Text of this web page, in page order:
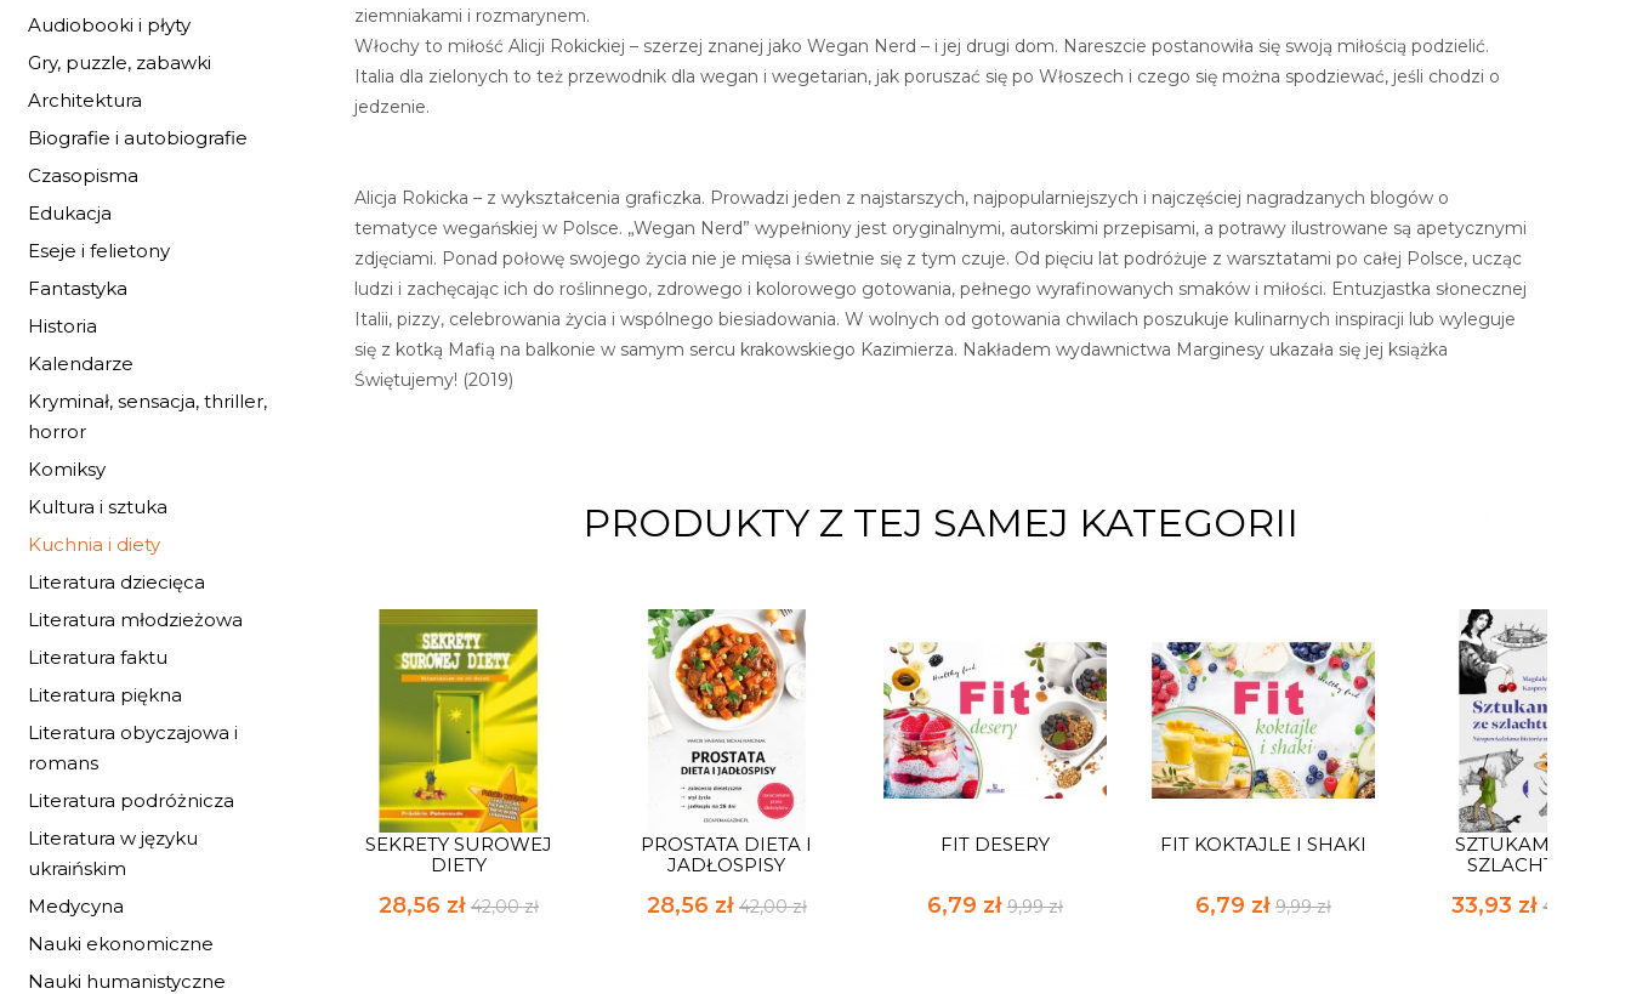
Audiobooki i płyty
Gry, puzzle, zabawki
Architektura
Biografie i autobiografie
Czasopisma
Edukacja
Eseje i felietony
Fantastyka
Historia
Kalendarze
Kryminał, sensacja, thriller,
horror
Komiksy
Kultura i sztuka
Kuchnia i diety
Literatura dziecięca
Literatura młodzieżowa
Literatura faktu
Literatura piękna
Literatura obyczajowa i
romans
Literatura podróżnicza
Literatura w języku
ukraińskim
Medycyna
Nauki ekonomiczne
Nauki humanistyczne
ziemniakami i rozmarynem.
Włochy to miłość Alicji Rokickiej – szerzej znanej jako Wegan Nerd – i jej drugi dom. Nareszcie postanowiła się swoją miłością podzielić.
Italia dla zielonych to też przewodnik dla wegan i wegetarian, jak poruszać się po Włoszech i czego się można spodziewać, jeśli chodzi o
jedzenie.
Alicja Rokicka – z wykształcenia graficzka. Prowadzi jeden z najstarszych, najpopularniejszych i najczęściej nagradzanych blogów o
tematyce wegańskiej w Polsce. „Wegan Nerd” wypełniony jest oryginalnymi, autorskimi przepisami, a potrawy ilustrowane są apetycznymi
zdjęciami. Ponad połowę swojego życia nie je mięsa i świetnie się z tym czuje. Od pięciu lat podróżuje z warsztatami po całej Polsce, ucząc
ludzi i zachęcając ich do roślinnego, zdrowego i kolorowego gotowania, pełnego wyrafinowanych smaków i miłości. Entuzjastka słonecznej
Italii, pizzy, celebrowania życia i wspólnego biesiadowania. W wolnych od gotowania chwilach poszukuje kulinarnych inspiracji lub wyleguje
się z kotką Mafią na balkonie w samym sercu krakowskiego Kazimierza. Nakładem wydawnictwa Marginesy ukazała się jej książka
Świętujemy! (2019)
PRODUKTY Z TEJ SAMEJ KATEGORII
SEKRETY SUROWEJ
DIETY
28,56 zł 42,00 zł
PROSTATA DIETA I
JADŁOSPISY
28,56 zł 42,00 zł
FIT DESERY
6,79 zł 9,99 zł
FIT KOKTAJLE I SHAKI
6,79 zł 9,99 zł
SZTUKAMIĘS ZE
SZLACHTUZA
33,93 zł49,90 zł